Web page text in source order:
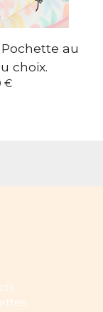
Pochette au
choix.
€